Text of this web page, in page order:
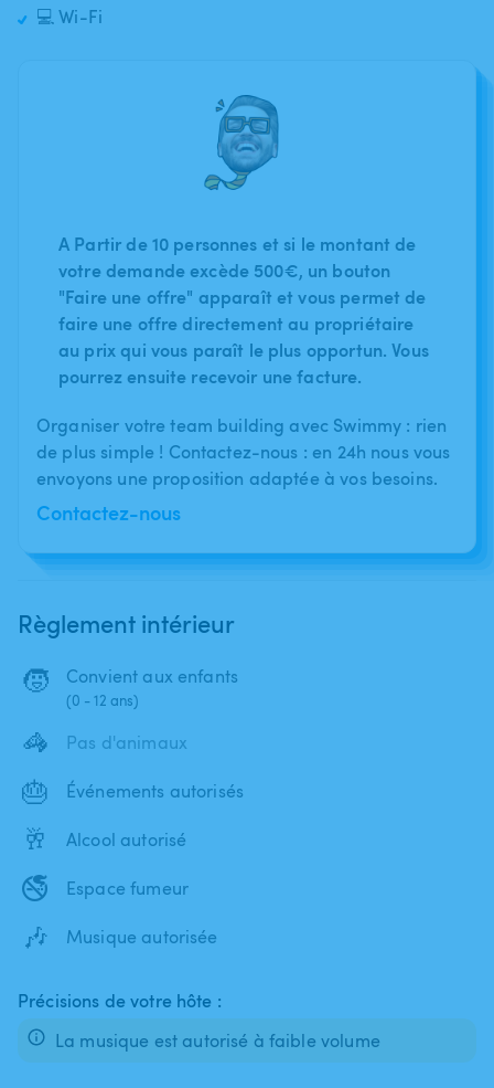
💻 Wi-Fi
A Partir de 10 personnes et si le montant de
votre demande excède 500€, un bouton
"Faire une offre" apparaît et vous permet de
faire une offre directement au propriétaire
au prix qui vous paraît le plus opportun. Vous
pourrez ensuite recevoir une facture.
Organiser votre team building avec Swimmy : rien
de plus simple ! Contactez-nous : en 24h nous vous
envoyons une proposition adaptée à vos besoins.
Contactez-nous
Règlement intérieur
🧒 Convient aux enfants
(0 - 12 ans)
🦓 Pas d'animaux
🎂 Événements autorisés
🥂 Alcool autorisé
🚭 Espace fumeur
🎶 Musique autorisée
Précisions de votre hôte :
La musique est autorisé à faible volume